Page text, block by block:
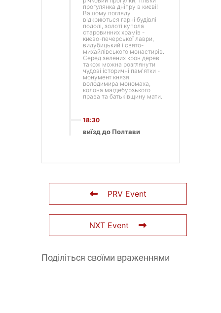
прогулянка дніпру в києві!
Вашому погляду
відкриються гарні будівлі
подолі, золоті купола
старовинних храмів -
києво-печерської лаври,
видубицький і свято-
михайлівського монастирів.
Серед зелених крон дерев
також можна розглянути
чудові історичні пам'ятки -
монумент князя
володимира мономаха,
колона магдебурзького
права та батьківщину мати.
18:30
виїзд до Полтави
PRV Event
NXT Event
Поділіться своїми враженнями